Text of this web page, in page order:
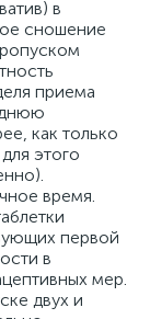
в
сношение
приема
как только
этого
время.
первой
в
мер.
двух и